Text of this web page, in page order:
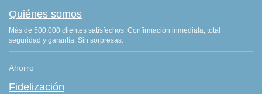
Quiénes somos
Más de 500.000 clientes satisfechos. Confirmación inmediata, total
seguridad y garantía. Sin sorpresas.
Ahorro
Fidelización